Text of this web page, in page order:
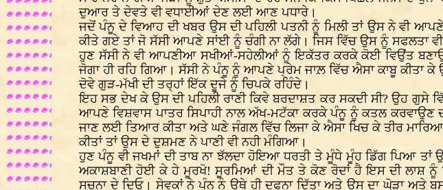
ਦੁਆਰ ਤੇ ਦੇਵਤੇ ਵੀ ਵਧਾਈਆਂ ਦੇਣ ਲਈ ਆਣ ਪਧਾਰੇ।
ਜਦੋਂ ਪੰਨੂ ਦੇ ਵਿਆਹ ਦੀ ਖਬਰ ਉਸ ਦੀ ਪਹਿਲੀ ਪਤਨੀ ਨੂੰ ਮਿਲੀ ਤਾਂ ਉਸ ਨੇ ਵੀ
ਕੀਤੇ ਗਏ ਤਾਂ ਜੋ ਸੱਸੀ ਆਪਣੇ ਸਾਂਈ ਨੂੰ ਚੰਗੀ ਨਾ ਲੱਗੇ। ਜਿਸ ਵਿੱਚ ਉਸ ਨੂੰ ਸਫਲਤਾ ਵੀ
ਹੁਣ ਸੱਸੀ ਨੇ ਵੀ ਆਪਣੀਆ ਸਖੀਆਂ-ਸਹੇਲੀਆਂ ਨੂੰ ਇਕੱਤਰ ਕਰਕੇ ਕੋਈ ਵਿਉਂਤ
ਜੋਗਾ ਹੀ ਰਹਿ ਗਿਆ। ਸੱਸੀ ਨੇ ਪੰਨੂ ਨੂੰ ਆਪਣੇ ਪ੍ਰੇਮ ਜਾਲ਼ ਵਿੱਚ ਐਸਾ ਕਾਬੂ ਕੀਤਾ ਕੇ
ਦੋਵੇ ਗੁੜ-ਮੱਖੀ ਦੀ ਤਰ੍ਹਾਂ ਇੱਕ ਦੂਜੇ ਨੂੰ ਚਿਪਕੇ ਰਹਿੰਦੇ।
ਇਹ ਸਭ ਦੇਖ ਕੇ ਉਸ ਦੀ ਪਹਿਲੀ ਰਾਣੀ ਕਿਵੇ ਬਰਦਾਸ਼ਤ ਕਰ ਸਕਦੀ ਸੀ? ਉਹ ਗੁਸੇ
ਆਪਣੇ ਵਿਸ਼ਵਾਸ ਪਾਤਰ ਸਿਪਾਹੀ ਨਾਲ ਅੱਖ-ਮਟੱਕਾ ਕਰਕੇ ਪੰਨੂ ਨੂੰ ਕਤਲ ਕਰਵਾਉਣ
ਜਾਣ ਲਈ ਤਿਆਰ ਕੀਤਾ ਅਤੇ ਘਣੇ ਜੰਗਲ ਵਿੱਚ ਲਿਜਾ ਕੇ ਐਸਾ ਖਿਚ ਕੇ ਤੀਰ
ਕੀਤਾਂ ਤਾਂ ਉਸ ਦੇ ਦੁਸ਼ਮਣ ਨੇ ਪਾਣੀ ਵੀ ਨਹੀ ਮੰਗਿਆ।
ਹੁਣ ਪੰਨੂ ਵੀ ਜਖਮਾਂ ਦੀ ਤਾਬ ਨਾ ਝੱਲਦਾ ਹੋਇਆ ਧਰਤੀ ਤੇ ਮੂੰਧੇ ਮੂੰਹ ਡਿੱਗ ਪਿਆ
ਅਕਾਸ਼ਬਾਣੀ ਹੋਈ ਕੇ ਹੇ ਮੂਰਖੋ! ਸੂਰਮਿਆਂ ਦੀ ਮੌਤ ਤੇ ਕੋਣ ਰੋਦਾਂ ਹੈ ਇਸ ਦੀ ਲਾਸ਼
ਸੂਚਨਾ ਦੇ ਦਿਓ। ਸੇਵਕਾਂ ਨੇ ਪੰਨੂ ਨੂੰ ੳਥੇ ਹੀ ਦਫਨਾ ਦਿੱਤਾ ਅਤੇ ਉਸ ਦਾ ਘੋੜਾ ਅਤੇ